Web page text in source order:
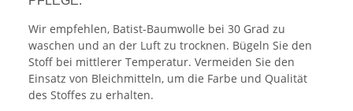
Wir empfehlen, Batist-Baumwolle bei 30 Grad zu
waschen und an der Luft zu trocknen. Bügeln Sie den
Stoff bei mittlerer Temperatur. Vermeiden Sie den
Einsatz von Bleichmitteln, um die Farbe und Qualität
des Stoffes zu erhalten.